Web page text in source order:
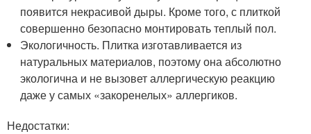
появится некрасивой дыры. Кроме того, с плиткой
совершенно безопасно монтировать теплый пол.
Экологичность. Плитка изготавливается из
натуральных материалов, поэтому она абсолютно
экологична и не вызовет аллергическую реакцию
даже у самых «закоренелых» аллергиков.
Недостатки: